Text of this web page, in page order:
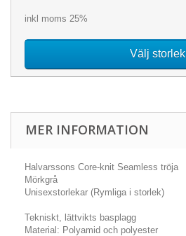
inkl moms 25%
Välj storlek
MER INFORMATION
Halvarssons Core-knit Seamless tröja
Mörkgrå
Unisexstorlekar (Rymliga i storlek)
Tekniskt, lättvikts basplagg
Material: Polyamid och polyester